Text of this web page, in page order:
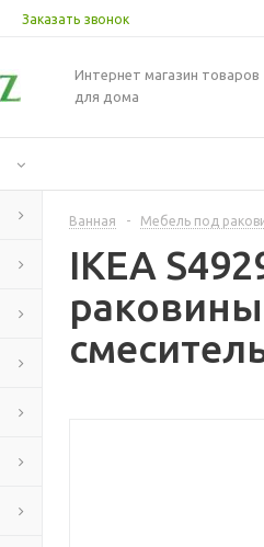
Заказать звонок
Интернет магазин товаров
для дома
Ванная - Мебель под
IKEA